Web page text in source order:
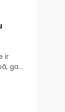
ir
gan